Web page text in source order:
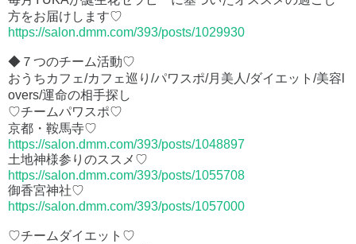
方をお届けします♡
https://salon.dmm.com/393/posts/1029930
◆７つのチーム活動♡
おうちカフェ/カフェ巡り/パワスポ/月美人/ダイエット/美容l
overs/運命の相手探し
♡チームパワスポ♡
京都・鞍馬寺♡
https://salon.dmm.com/393/posts/1048897
土地神様参りのススメ♡
https://salon.dmm.com/393/posts/1055708
御香宮神社♡
https://salon.dmm.com/393/posts/1057000
♡チームダイエット♡